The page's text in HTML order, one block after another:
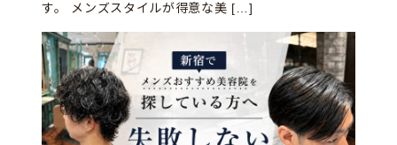
す。 メンズスタイルが得意な美 […]